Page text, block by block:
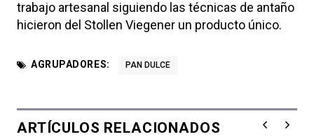
trabajo artesanal siguiendo las técnicas de antaño
hicieron del Stollen Viegener un producto único.
AGRUPADORES: PAN DULCE
ARTÍCULOS RELACIONADOS